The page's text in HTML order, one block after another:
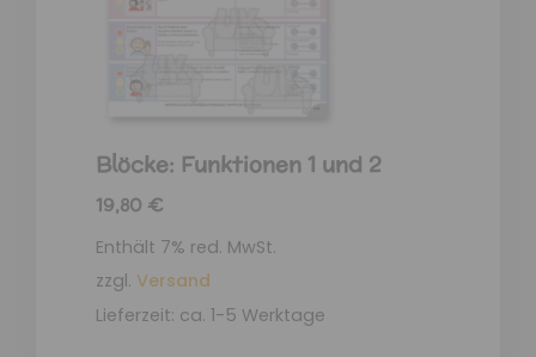
Blöcke: Funktionen 1 und 2
19,80 €
Enthält 7% red. MwSt.
zzgl. Versand
Lieferzeit: ca. 1-5 Werktage